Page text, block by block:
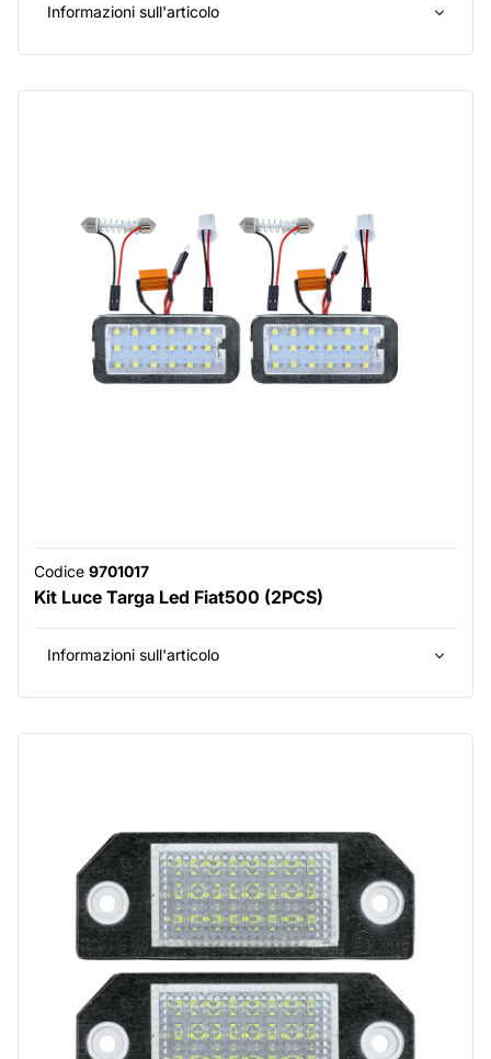
Informazioni sull'articolo
Codice 9701017
Kit Luce Targa Led Fiat500 (2PCS)
Informazioni sull'articolo